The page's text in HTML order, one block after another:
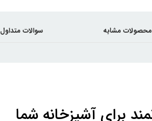
محصولات مشابه سوالات متداول